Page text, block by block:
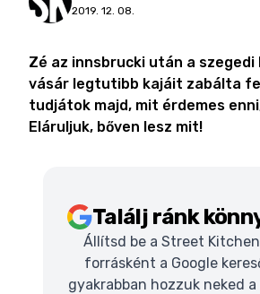
2019. 12. 08.
Zé az innsbrucki után a szegedi
vásár legtutibb kajáit zabálta
tudjátok majd, mit érdemes
Eláruljuk, bőven lesz mit!
Találj ránk
Állítsd be a Street
forrásként a Google
gyakrabban hozzuk neked